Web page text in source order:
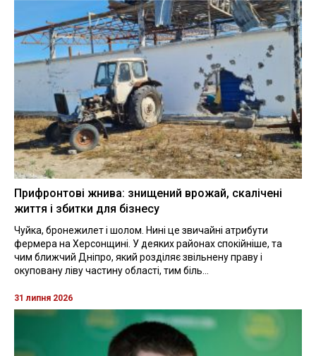
Прифронтові жнива: знищений врожай, скалічені
життя і збитки для бізнесу
Чуйка, бронежилет і шолом. Нині це звичайні атрибути
фермера на Херсонщині. У деяких районах спокійніше, та
чим ближчий Дніпро, який розділяє звільнену праву і
окуповану ліву частину області, тим біль...
31 липня 2026